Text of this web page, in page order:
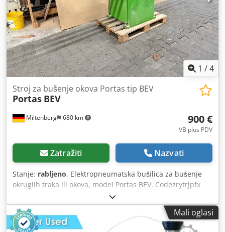
1 /4
Miltenberg 680 km
Stroj za bušenje okova Portas tip BEV
Portas BEV
900 €
VB plus PDV
Zatražiti Nazvati
Stanje: rabljeno, Elektropneumatska bušilica za bušenje
okruglih traka ili okova, model Portas BEV. Codezrytrjpfx
Abgorf Tehnički podaci: - Stol: približno 300 x 37 cm -
Težina: 180 kg
Mali oglasi